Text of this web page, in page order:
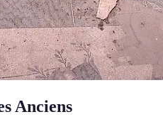
Anciens